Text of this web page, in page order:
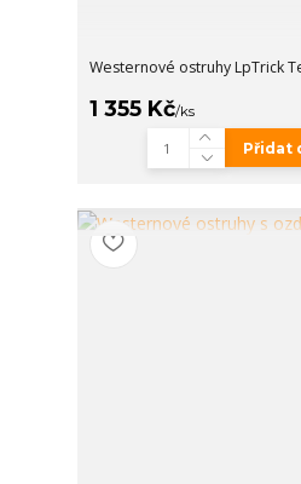
Westernové ostruhy LpTrick
1 355 Kč/ks
Přidat